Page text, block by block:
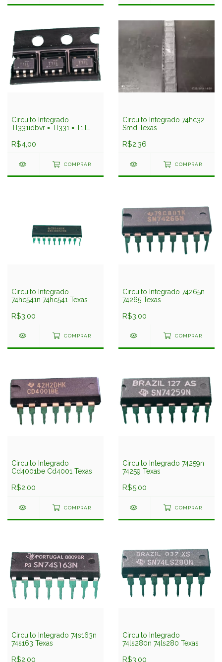
Circuito Integrado
Tl331idbvr = Tl331 = T1il
R$4,00
COMPRAR
Circuito Integrado 74hc32
Smd Texas
R$2,36
COMPRAR
Circuito Integrado
74hc541n 74hc541 Texas
R$3,00
COMPRAR
Circuito Integrado 74265n
74265 Texas
R$3,00
COMPRAR
Circuito Integrado
Cd4001be Cd4001 Texas
R$2,00
COMPRAR
Circuito Integrado 74259n
74259 Texas
R$5,00
COMPRAR
Circuito Integrado 74s163n
74s163 Texas
R$2,00
Circuito Integrado
74ls280n 74ls280 Texas
R$3,00